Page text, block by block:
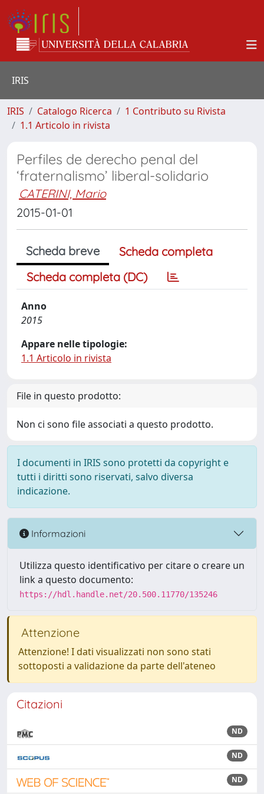
IRIS
IRIS Catalogo Ricerca
1 Contributo su Rivista
1.1 Articolo in rivista
Perfiles de derecho penal del
‘fraternalismo’ liberal-solidario
CATERINI, Mario
2015-01-01
Scheda breve
Scheda completa
Scheda completa (DC)
Anno
2015
Appare nelle tipologie:
1.1 Articolo in rivista
File in questo prodotto:
Non ci sono file associati a questo prodotto.
I documenti in IRIS sono protetti da copyright e
tutti i diritti sono riservati, salvo diversa
indicazione.
Informazioni
Utilizza questo identificativo per citare o creare un
link a questo documento:
https://hdl.handle.net/20.500.11770/135246
Attenzione
Attenzione! I dati visualizzati non sono stati
sottoposti a validazione da parte dell'ateneo
Citazioni
ND
ND
ND